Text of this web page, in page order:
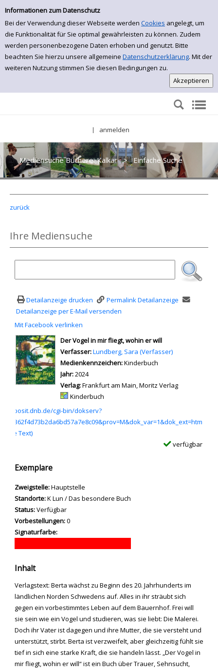
Einfache Suche
Informationen zum Datenschutz
Bei der Verwendung dieser Webseite werden Cookies angelegt, um
die Funktionalität für Sie optimal gewährleisten zu können. Zudem
werden personenbezogene Daten erhoben und genutzt. Bitte
beachten Sie hierzu unsere allgemeine Datenschutzerklärung. Mit der
weiteren Nutzung stimmen Sie diesen Bedingungen zu.
Zur Detailanzeige springen
| anmelden
Mediensuche Bücherei Kalkar>Einfache Suche
zurück
Ihre Mediensuche
Detailanzeige drucken
Permalink Detailanzeige
Detailanzeige per E-Mail versenden
Mit Facebook verlinken
wird in neuem Tab geöffnet
Der Vogel in mir fliegt, wohin er will
Verfasser:Suche nach diesem Verfasser
Lundberg, Sara (Verfasser)
Medienkennzeichen:Kinderbuch
Jahr:2024
Verlag:Frankfurt am Main, Moritz Verlag
Mediengruppe:
Kinderbuch
externen Medieninhalt - wird in neuem Tab geöffnet
deposit.dnb.de/cgi-bin/dokserv?
Text)
verfügbar
Exemplare
Zweigstelle:Hauptstelle
Standorte:K Lun / Das besondere Buch
Status:Verfügbar
Vorbestellungen:0
Signaturfarbe:
Inhalt
Verlagstext: Berta wächst zu Beginn des 20. Jahrhunderts im
ländlichen Norden Schwedens auf. Alles in ihr sträubt sich
gegen ein vorbestimmtes Leben auf dem Bauernhof. Frei will
sie sein wie ein Vogel und studieren, was sie liebt: Die Malerei.
Doch ihr Vater ist dagegen und ihre Mutter, die sie versteht und
unterstützt, stirbt. Berta ist verzweifelt, aber gleichzeitig fühlt sie
tief in sich eine starke Kraft, die sie handeln lässt. „Der Vogel in
mir fliegt, wohin er will“ ist ein Buch über Trauer, Sehnsucht,